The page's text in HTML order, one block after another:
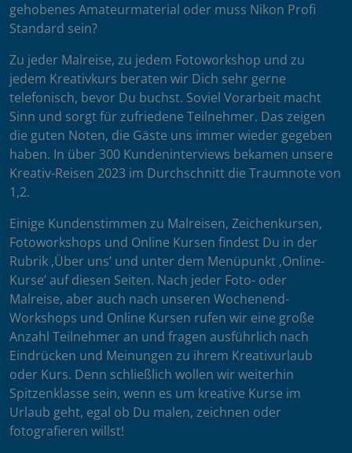
gehobenes Amateurmaterial oder muss Nikon Profi
Standard sein?
Zu jeder Malreise, zu jedem Fotoworkshop und zu
jedem Kreativkurs beraten wir Dich sehr gerne
telefonisch, bevor Du buchst. Soviel Vorarbeit macht
Sinn und sorgt für zufriedene Teilnehmer. Das zeigen
die guten Noten, die Gäste uns immer wieder gegeben
haben. In über 300 Kundeninterviews bekamen unsere
Kreativ-Reisen 2023 im Durchschnitt die Traumnote von
1,2.
Einige Kundenstimmen zu Malreisen, Zeichenkursen,
Fotoworkshops und Online Kursen findest Du in der
Rubrik ‚Über uns’ und unter dem Menüpunkt ‚Online-
Kurse’ auf diesen Seiten. Nach jeder Foto- oder
Malreise, aber auch nach unseren Wochenend-
Workshops und Online Kursen rufen wir eine große
Anzahl Teilnehmer an und fragen ausführlich nach
Eindrücken und Meinungen zu ihrem Kreativurlaub
oder Kurs. Denn schließlich wollen wir weiterhin
Spitzenklasse sein, wenn es um kreative Kurse im
Urlaub geht, egal ob Du malen, zeichnen oder
fotografieren willst!